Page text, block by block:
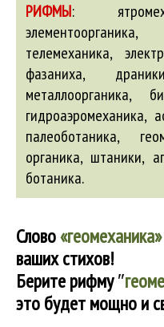
РИФМЫ:
телемеханика,
фазаниха, драники
металлоорганика,
гидроаэромеханика,
палеоботаника,
органика, штаники,
ботаника.
Слово«геомеханика»
ваших стихов!
Берите рифму″
это будет мощно и